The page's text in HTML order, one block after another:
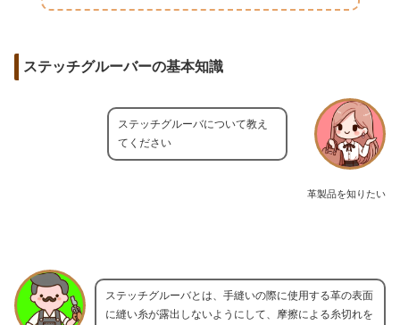
ステッチグルーバーの基本知識
革製品を知りたい
ステッチグルーバについて教え
てください
ステッチグルーバとは、手縫いの際に使用する革の表面
に縫い糸が露出しないようにして、摩擦による糸切れを